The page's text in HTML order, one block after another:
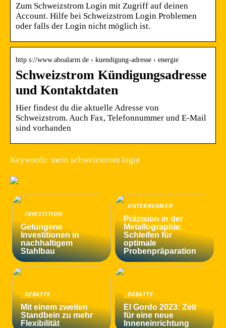
Zum Schweizstrom Login mit Zugriff auf deinen
Account. Hilfe bei Schweizstrom Login Problemen
oder falls der Login nicht möglich ist.
http s://www.aboalarm.de › kuendigung-adresse › energie
Schweizstrom Kündigungsadresse
und Kontaktdaten
Hier findest du die aktuelle Adresse von
Schweizstrom. Auch Fax, Telefonnummer und E-Mail
sind vorhanden
Keywords: mein schweizstrom login
INVESTITION
Gelungene
Investitionen in
nachhaltigem
Stahlbau
UNTERNEHMEN
Präzision in der
Metallographie:
Schleifen für
optimale
Probenpräparation
DEBATTE
Mit einem zweiten
Standbein zu mehr
Flexibilität
DEBATTE
El Gordo 2023: Zeit
für eine neue
Inneneinrichtung